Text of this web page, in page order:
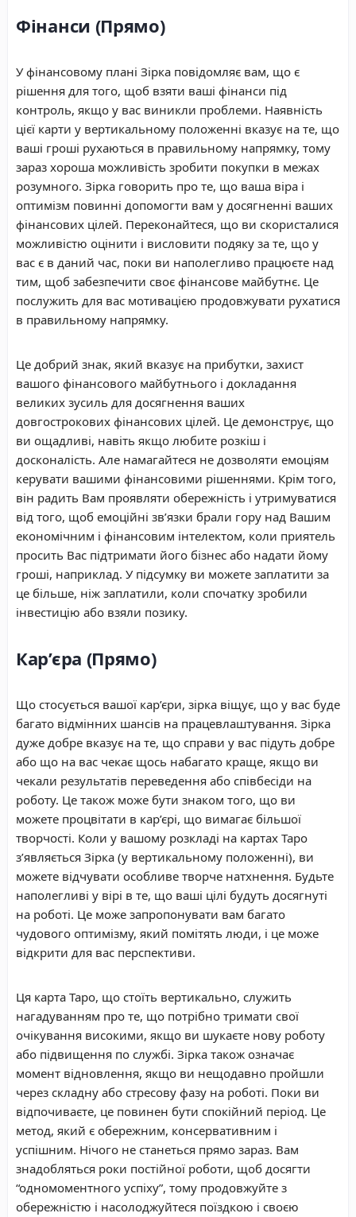
Фінанси (Прямо)
У фінансовому плані Зірка повідомляє вам, що є
рішення для того, щоб взяти ваші фінанси під
контроль, якщо у вас виникли проблеми. Наявність
цієї карти у вертикальному положенні вказує на те, що
ваші гроші рухаються в правильному напрямку, тому
зараз хороша можливість зробити покупки в межах
розумного. Зірка говорить про те, що ваша віра і
оптимізм повинні допомогти вам у досягненні ваших
фінансових цілей. Переконайтеся, що ви скористалися
можливістю оцінити і висловити подяку за те, що у
вас є в даний час, поки ви наполегливо працюєте над
тим, щоб забезпечити своє фінансове майбутнє. Це
послужить для вас мотивацією продовжувати рухатися
в правильному напрямку.
Це добрий знак, який вказує на прибутки, захист
вашого фінансового майбутнього і докладання
великих зусиль для досягнення ваших
довгострокових фінансових цілей. Це демонструє, що
ви ощадливі, навіть якщо любите розкіш і
досконалість. Але намагайтеся не дозволяти емоціям
керувати вашими фінансовими рішеннями. Крім того,
він радить Вам проявляти обережність і утримуватися
від того, щоб емоційні зв’язки брали гору над Вашим
економічним і фінансовим інтелектом, коли приятель
просить Вас підтримати його бізнес або надати йому
гроші, наприклад. У підсумку ви можете заплатити за
це більше, ніж заплатили, коли спочатку зробили
інвестицію або взяли позику.
Кар’єра (Прямо)
Що стосується вашої кар’єри, зірка віщує, що у вас буде
багато відмінних шансів на працевлаштування. Зірка
дуже добре вказує на те, що справи у вас підуть добре
або що на вас чекає щось набагато краще, якщо ви
чекали результатів переведення або співбесіди на
роботу. Це також може бути знаком того, що ви
можете процвітати в кар’єрі, що вимагає більшої
творчості. Коли у вашому розкладі на картах Таро
з’являється Зірка (у вертикальному положенні), ви
можете відчувати особливе творче натхнення. Будьте
наполегливі у вірі в те, що ваші цілі будуть досягнуті
на роботі. Це може запропонувати вам багато
чудового оптимізму, який помітять люди, і це може
відкрити для вас перспективи.
Ця карта Таро, що стоїть вертикально, служить
нагадуванням про те, що потрібно тримати свої
очікування високими, якщо ви шукаєте нову роботу
або підвищення по службі. Зірка також означає
момент відновлення, якщо ви нещодавно пройшли
через складну або стресову фазу на роботі. Поки ви
відпочиваєте, це повинен бути спокійний період. Це
метод, який є обережним, консервативним і
успішним. Нічого не станеться прямо зараз. Вам
знадобляться роки постійної роботи, щоб досягти
“одномоментного успіху”, тому продовжуйте з
обережністю і насолоджуйтеся поїздкою і своєю